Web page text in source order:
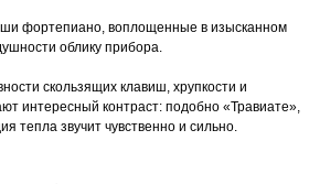
фортепиано, воплощенные в изысканном
облику прибора.
скользящих клавиш, хрупкости и
интересный контраст: подобно «Травиате»,
тепла звучит чувственно и сильно.